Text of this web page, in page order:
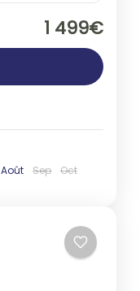
1 499€
Août Sep
Oct